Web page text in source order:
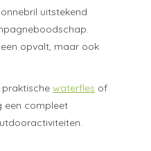
uitstekend
opvalt, maar ook
praktischewaterfles of
een compleet